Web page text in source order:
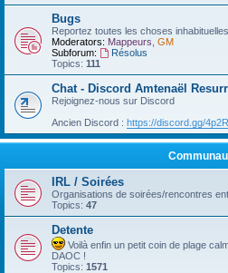
Bugs
Reportez toutes les choses
Moderators: Mappeurs GM
Subforum:
Résolus
Topics: 111
Chat - Discord Amtenaël
Rejoignez-nous sur Discord
Ancien Discord : https://discord.gg/
IRL / Soirées
Organisations de soirées/rencontres
Topics: 47
Detente
Voilà enfin un petit coin de plage
DAOC !
Topics: 1571